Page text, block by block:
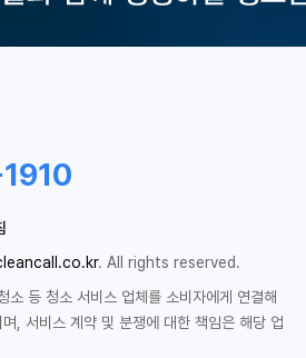
. All rights reserved.
소 등 청소 서비스 업체를 소비자에게 연결해
, 서비스 계약 및 분쟁에 대한 책임은 해당 업